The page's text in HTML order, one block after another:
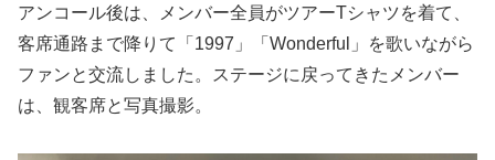
アンコール後は、メンバー全員がツアーTシャツを着て、
客席通路まで降りて「1997」「Wonderful」を歌いながら
ファンと交流しました。ステージに戻ってきたメンバー
は、観客席と写真撮影。